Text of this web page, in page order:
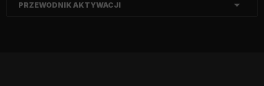
PRZEWODNIK AKTYWACJI